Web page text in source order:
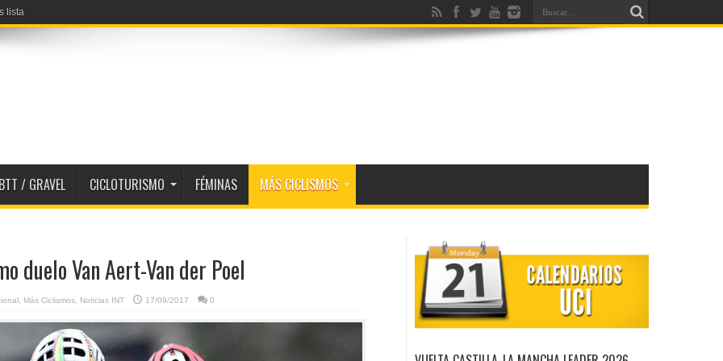
lista
BTT / GRAVEL CICLOTURISMO FÉMINAS MÁS CICLISMOS
duelo Van Aert-Van der Poel
Más Ciclismos Noticias INT 17/09/2017 0